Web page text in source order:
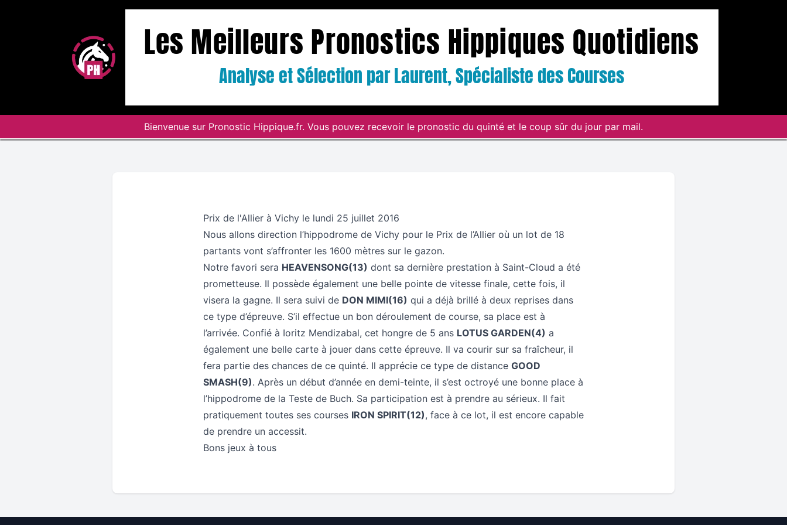
Les Meilleurs Pronostics Hippiques Quotidiens
Analyse et Sélection par Laurent, Spécialiste des Courses
Bienvenue sur Pronostic Hippique.fr. Vous pouvez recevoir le pronostic du quinté et le coup sûr du jour par mail.
Prix de l'Allier à Vichy le lundi 25 juillet 2016
Nous allons direction l’hippodrome de Vichy pour le Prix de l’Allier où un lot de 18
partants vont s’affronter les 1600 mètres sur le gazon.
Notre favori sera HEAVENSONG(13) dont sa dernière prestation à Saint-Cloud a été
prometteuse. Il possède également une belle pointe de vitesse finale, cette fois, il
visera la gagne. Il sera suivi de DON MIMI(16) qui a déjà brillé à deux reprises dans
ce type d’épreuve. S’il effectue un bon déroulement de course, sa place est à
l’arrivée. Confié à Ioritz Mendizabal, cet hongre de 5 ans LOTUS GARDEN(4) a
également une belle carte à jouer dans cette épreuve. Il va courir sur sa fraîcheur, il
fera partie des chances de ce quinté. Il apprécie ce type de distance GOOD
SMASH(9). Après un début d’année en demi-teinte, il s’est octroyé une bonne place à
l’hippodrome de la Teste de Buch. Sa participation est à prendre au sérieux. Il fait
pratiquement toutes ses courses IRON SPIRIT(12), face à ce lot, il est encore capable
de prendre un accessit.
Bons jeux à tous